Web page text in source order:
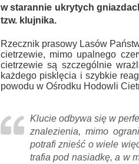
w starannie ukrytych
tzw. klujnika.
Rzecznik prasowy Lasów
cietrzewie, mimo upalnego
cietrzewie są szczególnie
każdego pisklęcia i szybkie
powodu w Ośrodku Hodowli
Klucie odbywa się w
znalezienia, mimo
potrafi znieść o wiele
trafia pod nasiadkę, a w